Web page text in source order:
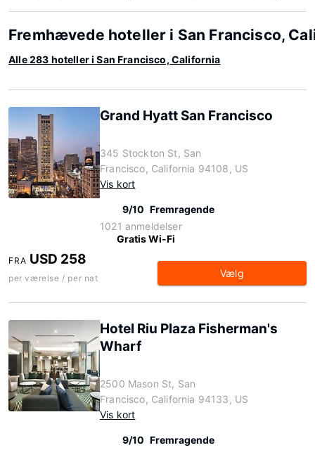
Fremhævede hoteller i San Francisco,
Alle 283 hoteller i San Francisco, California
Grand Hyatt San Francisco
345 Stockton St, San
Francisco, California 94108, US
Vis kort
9/10 Fremragende
1021 anmeldelser
Gratis Wi-Fi
FRA USD 258
per værelse / per nat Vælg
Hotel Riu Plaza Fisherman's
Wharf
2500 Mason St, San
Francisco, California 94133, US
Vis kort
9/10 Fremragende